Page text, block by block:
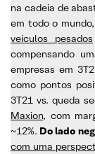
na cadeia de
em todo o
veículos pesados
compensando
empresas em
como pontos
3T21 vs. queda
Maxion, com
~12%. Do lado
com uma